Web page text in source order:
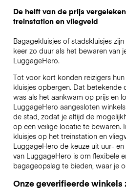
De helft van de prijs
treinstation en vliegveld
Bagagekluisjes of stadskluisjes
keer zo duur als het bewaren van
LuggageHero.
Tot voor kort konden reizigers
kluisjes opbergen. Dat betekende
was als het aankwam op prijs en
LuggageHero aangesloten
de stad, zodat je altijd de
op een veilige locatie te bewaren.
kluisjes op het treinstation en
LuggageHero de keuze uit uur-
van LuggageHero is om flexibele
bagageopslag te bieden, waar je
Onze geverifieerde winkels